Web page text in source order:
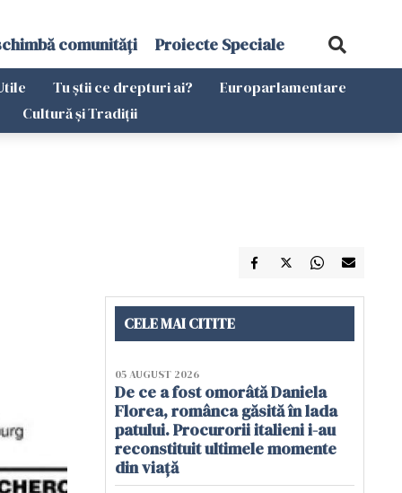
comunități Proiecte Speciale
Tu știi ce drepturi ai?
Europarlamentare
Cultură și Tradiții
CELE MAI CITITE
05 AUGUST 2026
De ce a fost omorâtă Daniela
Florea, românca găsită în lada
patului. Procurorii italieni i-au
reconstituit ultimele momente
din viață